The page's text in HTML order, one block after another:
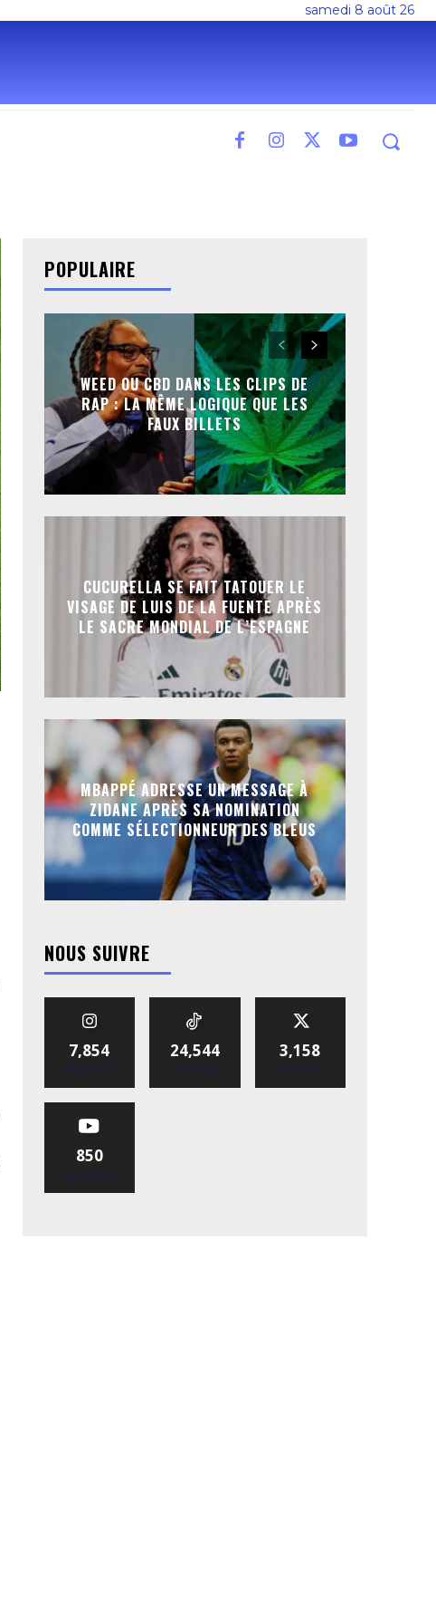
samedi 8 août 26
POPULAIRE
WEED OU CBD DANS LES CLIPS DE
RAP : LA MÊME LOGIQUE QUE LES
FAUX BILLETS
CUCURELLA SE FAIT TATOUER LE
VISAGE DE LUIS DE LA FUENTE APRÈS
LE SACRE MONDIAL DE L’ESPAGNE
MBAPPÉ ADRESSE UN MESSAGE À
ZIDANE APRÈS SA NOMINATION
COMME SÉLECTIONNEUR DES BLEUS
NOUS SUIVRE
7,854
Abonnés
24,544
Abonnés
3,158
Abonnés
850
Abonnés